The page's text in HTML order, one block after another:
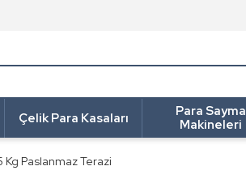
Çelik Para Kasaları
Para Sayma
Makineleri
Kg Paslanmaz Terazi